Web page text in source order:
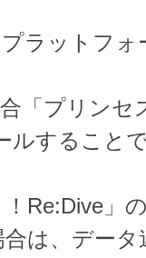
ラットフォ
「プリンセ
ルすること
Re:Dive」
は、デー